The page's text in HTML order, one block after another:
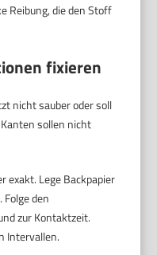
Reibung, die den Stoff
fixieren
nicht sauber oder soll
sollen nicht
exakt. Lege Backpapier
den
zur Kontaktzeit.
Intervallen.